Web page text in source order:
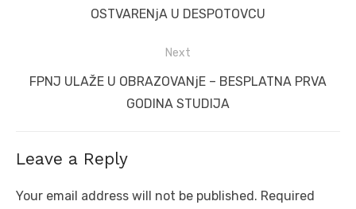
OSTVARENjA U DESPOTOVCU
Next
Next
FPNJ ULAŽE U OBRAZOVANjE – BESPLATNA PRVA
GODINA STUDIJA
Leave a Reply
Your email address will not be published. Required